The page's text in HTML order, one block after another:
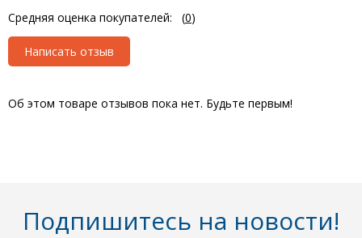
Средняя оценка покупателей: (0)
Написать отзыв
Об этом товаре отзывов пока нет. Будьте первым!
Подпишитесь на новости!